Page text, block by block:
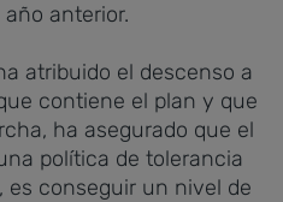
anterior.
atribuido el descenso a
contiene el plan y que
ha asegurado que el
política de tolerancia
es conseguir un nivel de